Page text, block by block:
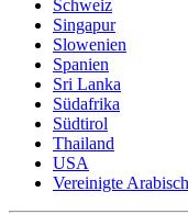
Schweiz
Singapur
Slowenien
Spanien
Sri Lanka
Südafrika
Südtirol
Thailand
USA
Vereinigte